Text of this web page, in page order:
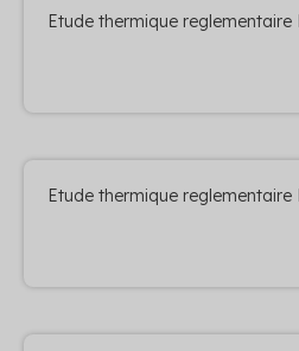
Etude thermique reglementaire
Etude thermique reglementaire